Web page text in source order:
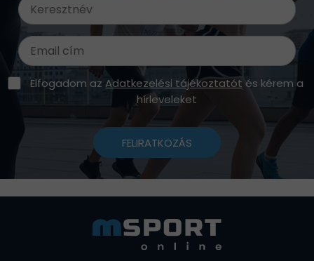
Elfogadom az Adatkezelési tájékoztatót és kérem a
hírleveleket
FELIRATKOZÁS